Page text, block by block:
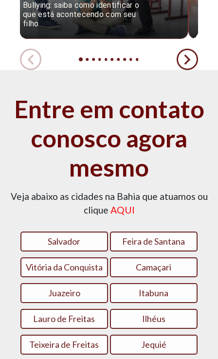
Bullying: saiba como identificar o
que está acontecendo com seu
filho
Entre em contato
conosco agora
mesmo
Veja abaixo as cidades na Bahia que atuamos ou
clique AQUI
Salvador Feira de Santana
Vitória da Conquista Camaçari
Juazeiro Itabuna
Lauro de Freitas Ilhéus
Teixeira de Freitas Jequié